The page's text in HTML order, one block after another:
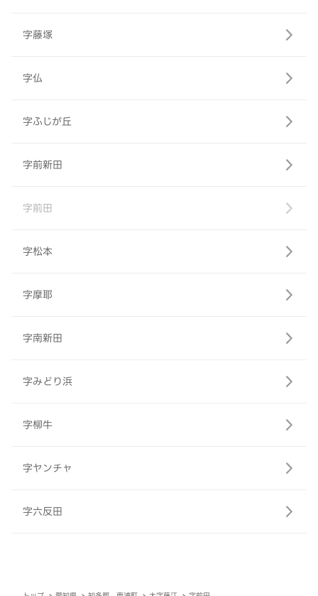
字藤塚
字仏
字ふじが丘
字前新田
字前田
字松本
字摩耶
字南新田
字みどり浜
字柳牛
字ヤンチャ
字六反田